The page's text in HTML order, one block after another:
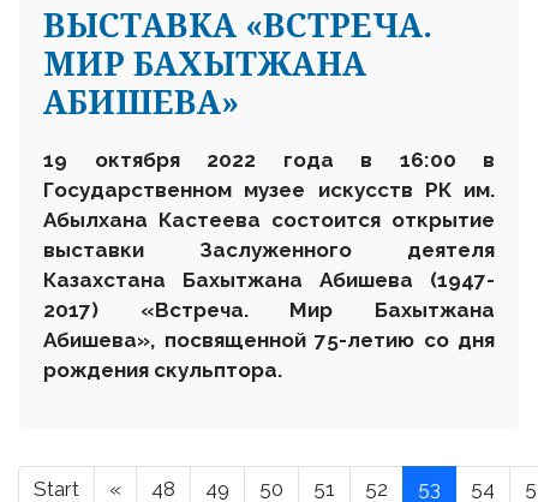
ВЫСТАВКА «ВСТРЕЧА.
МИР БАХЫТЖАНА
АБИШЕВА»
19 октября 2022 года в 16:00 в
Государственном музее искусств РК им.
Абылхана Кастеева состоится открытие
выставки Заслуженного деятеля
Казахстана Бахытжана Абишева (1947-
2017) «Встреча. Мир Бахытжана
Абишева», посвященной 75-летию со дня
рождения скульптора.
Start « 48 49 50 51 52 53 54